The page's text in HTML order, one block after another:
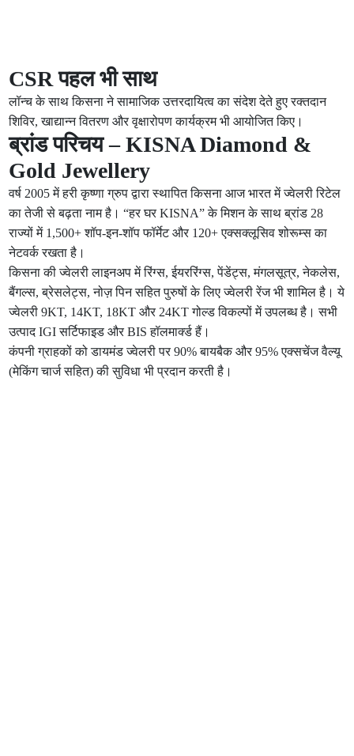
CSR पहल भी साथ
लॉन्च के साथ किसना ने सामाजिक उत्तरदायित्व का संदेश देते हुए रक्तदान
शिविर, खाद्यान्न वितरण और वृक्षारोपण कार्यक्रम भी आयोजित किए।
ब्रांड परिचय – KISNA Diamond &
Gold Jewellery
वर्ष 2005 में हरी कृष्णा ग्रुप द्वारा स्थापित किसना आज भारत में ज्वेलरी रिटेल
का तेजी से बढ़ता नाम है। “हर घर KISNA” के मिशन के साथ ब्रांड 28
राज्यों में 1,500+ शॉप-इन-शॉप फॉर्मेट और 120+ एक्सक्लूसिव शोरूम्स का
नेटवर्क रखता है।
किसना की ज्वेलरी लाइनअप में रिंग्स, ईयररिंग्स, पेंडेंट्स, मंगलसूत्र, नेकलेस,
बैंगल्स, ब्रेसलेट्स, नोज़ पिन सहित पुरुषों के लिए ज्वेलरी रेंज भी शामिल है। ये
ज्वेलरी 9KT, 14KT, 18KT और 24KT गोल्ड विकल्पों में उपलब्ध है। सभी
उत्पाद IGI सर्टिफाइड और BIS हॉलमार्क्ड हैं।
कंपनी ग्राहकों को डायमंड ज्वेलरी पर 90% बायबैक और 95% एक्सचेंज वैल्यू
(मेकिंग चार्ज सहित) की सुविधा भी प्रदान करती है।